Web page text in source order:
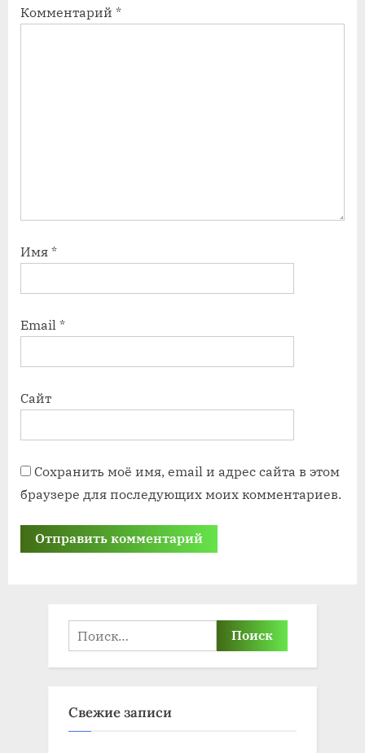
ь ь
Комментарий *
Имя *
Email *
Сайт
Сохранить моё имя, email и адрес сайта в этом
браузере для последующих моих комментариев.
Найти:
Свежие записи